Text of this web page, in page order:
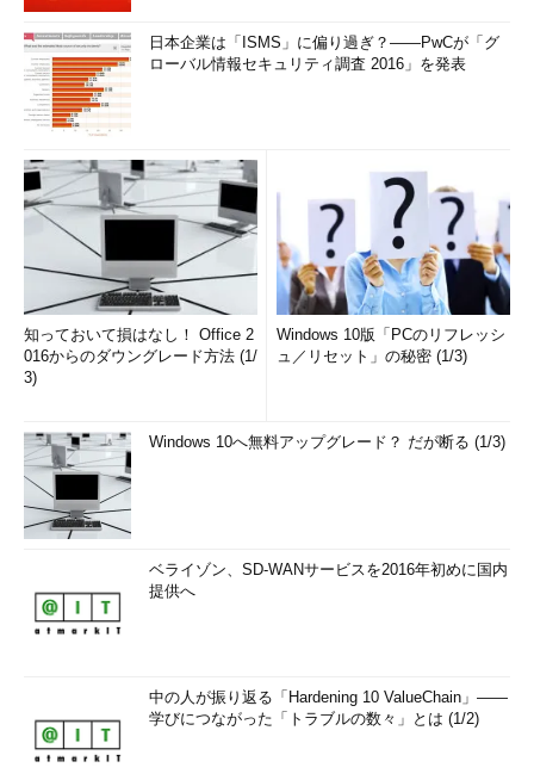
日本企業は「ISMS」に偏り過ぎ？――PwCが「グ
ローバル情報セキュリティ調査 2016」を発表
知っておいて損はなし！ Office 2
016からのダウングレード方法 (1/
3)
Windows 10版「PCのリフレッシ
ュ／リセット」の秘密 (1/3)
Windows 10へ無料アップグレード？ だが断る (1/3)
ベライゾン、SD-WANサービスを2016年初めに国内
提供へ
中の人が振り返る「Hardening 10 ValueChain」――
学びにつながった「トラブルの数々」とは (1/2)